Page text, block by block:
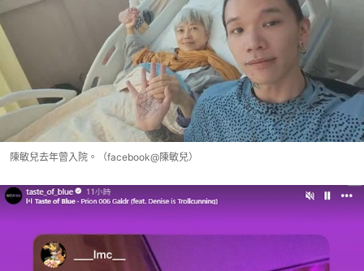
陳敏兒去年曾入院。（facebook@陳敏兒）